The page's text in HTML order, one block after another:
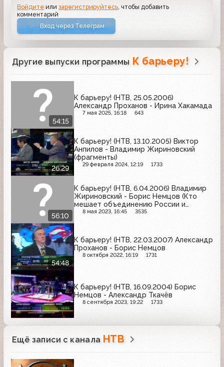
Войдите илизарегистрируйтесь , чтобы добавить
комментарий
Вход через Телеграм
Другие выпуски программы К барьеру!
54:15
К барьеру! (НТВ, 25.05.2006)
Александр Проханов - Ирина Хакамада
7 мая 2025, 16:18 643
26:29
К барьеру! (НТВ, 13.10.2005) Виктор
Анпилов - Владимир Жириновский
(фрагменты)
29 февраля 2024, 12:19 1733
56:10
К барьеру! (НТВ, 6.04.2006) Владимир
Жириновский - Борис Немцов (Кто
мешает объединению России и
Белоруссии)
8 мая 2023, 16:45 3535
54:48
К барьеру! (НТВ, 22.03.2007) Александр
Проханов - Борис Немцов
8 октября 2022, 16:19 1731
К барьеру! (НТВ, 16.09.2004) Борис
Немцов - Александр Ткачёв
8 сентября 2023, 19:22 1733
Ещё записи с канала НТВ